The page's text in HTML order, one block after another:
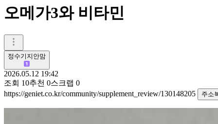
오메가3와 비타민
정수기지안맘
2026.05.12 19:42
조회 10추천 0스크랩 0
https://geniet.co.kr/community/supplement_review/130148205
주소